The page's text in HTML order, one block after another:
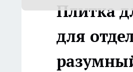
Плитка
для